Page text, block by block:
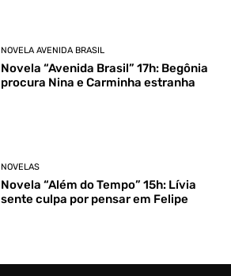
NOVELA AVENIDA BRASIL
Novela “Avenida Brasil” 17h: Begônia
procura Nina e Carminha estranha
NOVELAS
Novela “Além do Tempo” 15h: Lívia
sente culpa por pensar em Felipe